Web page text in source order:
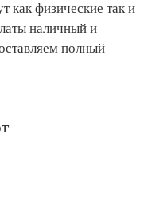
как физические так и
наличный и
полный